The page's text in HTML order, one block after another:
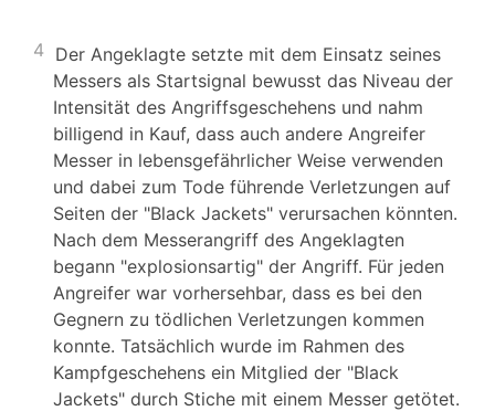
4 Der Angeklagte setzte mit dem Einsatz seines
Messers als Startsignal bewusst das Niveau der
Intensität des Angriffsgeschehens und nahm
billigend in Kauf, dass auch andere Angreifer
Messer in lebensgefährlicher Weise verwenden
und dabei zum Tode führende Verletzungen auf
Seiten der "Black Jackets" verursachen könnten.
Nach dem Messerangriff des Angeklagten
begann "explosionsartig" der Angriff. Für jeden
Angreifer war vorhersehbar, dass es bei den
Gegnern zu tödlichen Verletzungen kommen
konnte. Tatsächlich wurde im Rahmen des
Kampfgeschehens ein Mitglied der "Black
Jackets" durch Stiche mit einem Messer getötet.